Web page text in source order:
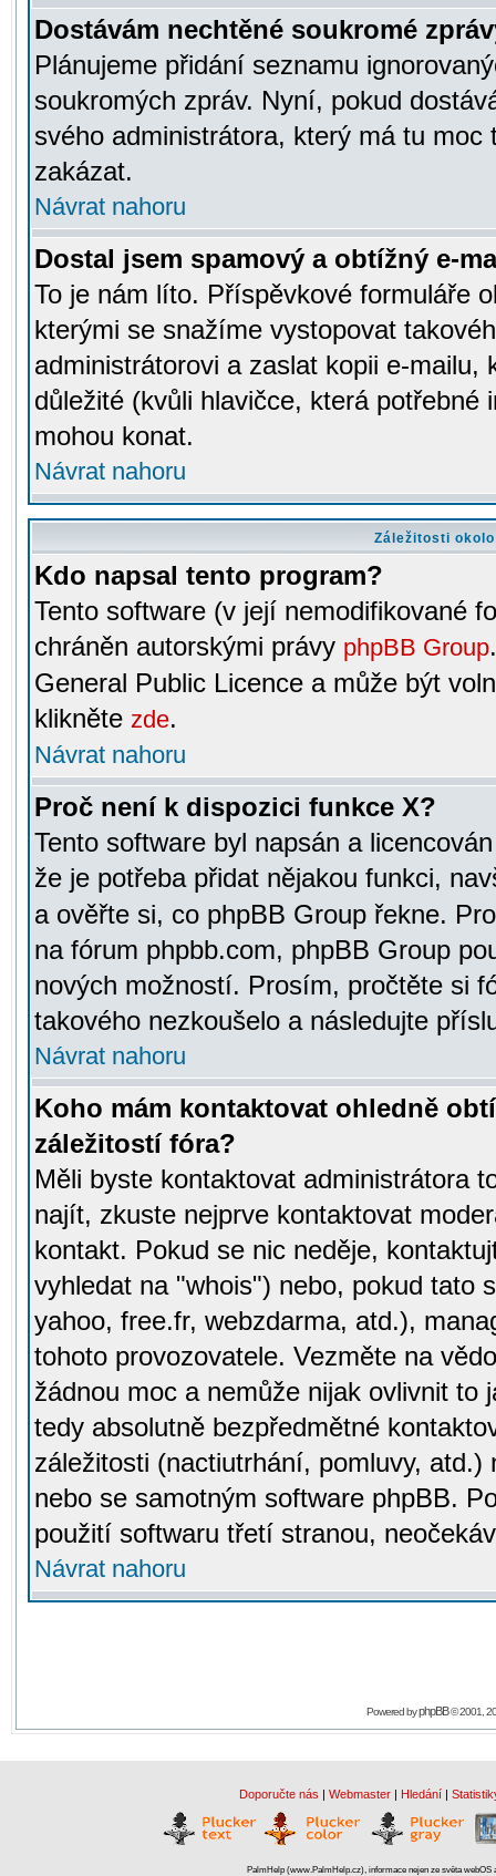
Dostávám nechtěné soukromé
Plánujeme přidání seznamu
soukromých zpráv. Nyní, pokud
svého administrátora, který má tu
zakázat.
Návrat nahoru
Dostal jsem spamový a obtížný e-
To je nám líto. Příspěvkové formuláře
kterými se snažíme vystopovat
administrátorovi a zaslat kopii e-mailu,
důležité (kvůli hlavičce, která potřebné
mohou konat.
Návrat nahoru
Záležitosti
Kdo napsal tento program?
Tento software (v její nemodifikované
chráněn autorskými právy phpBB Group
General Public Licence a může být
klikněte zde.
Návrat nahoru
Proč není k dispozici funkce X?
Tento software byl napsán a
že je potřeba přidat nějakou funkci,
a ověřte si, co phpBB Group řekne.
na fórum phpbb.com, phpBB Group
nových možností. Prosím, pročtěte si
takového nezkoušelo a následujte
Návrat nahoru
Koho mám kontaktovat ohledně
záležitostí fóra?
Měli byste kontaktovat administrátora
najít, zkuste nejprve kontaktovat
kontakt. Pokud se nic neděje,
vyhledat na "whois") nebo, pokud tato
yahoo, free.fr, webzdarma, atd.),
tohoto provozovatele. Vezměte na
žádnou moc a nemůže nijak ovlivnit to
tedy absolutně bezpředmětné
záležitosti (nactiutrhání, pomluvy,
nebo se samotným software phpBB.
použití softwaru třetí stranou,
Návrat nahoru
Powered byphpBB© 2001,
Doporučte nás | Webmaster | Hledání |
PalmHelp (www.PalmHelp.cz), informace nejen ze světa